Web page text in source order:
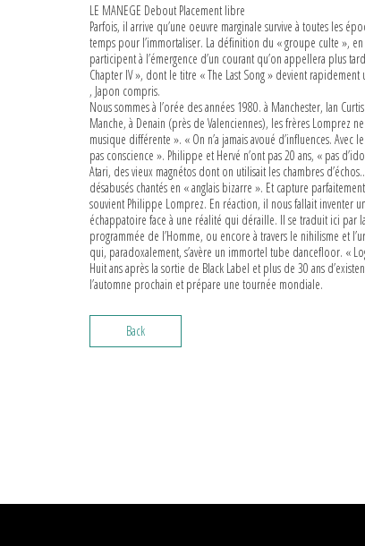
LE MANEGE Debout Placement libre
Parfois, il arrive qu’une oeuvre marginale survive à toutes les
temps pour l’immortaliser. La définition du « groupe culte »,
participent à l’émergence d’un courant qu’on appellera plus
Chapter IV », dont le titre « The Last Song » devient
, Japon compris.
Nous sommes à l’orée des années 1980. à Manchester, Ian
Manche, à Denain (près de Valenciennes), les frères Lomprez
musique différente ». « On n’a jamais avoué d’influences.
pas conscience ». Philippe et Hervé n’ont pas 20 ans, « pas
Atari, des vieux magnétos dont on utilisait les chambres
désabusés chantés en « anglais bizarre ». Et capture
souvient Philippe Lomprez. En réaction, il nous fallait inventer
échappatoire face à une réalité qui déraille. Il se traduit ici par
programmée de l’Homme, ou encore à travers le nihilisme et
qui, paradoxalement, s’avère un immortel tube dancefloor. «
Huit ans après la sortie de Black Label et plus de 30 ans
l’automne prochain et prépare une tournée mondiale.
Back